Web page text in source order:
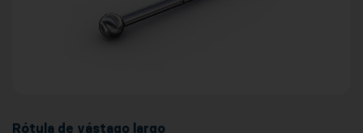
Rótula de vástago largo